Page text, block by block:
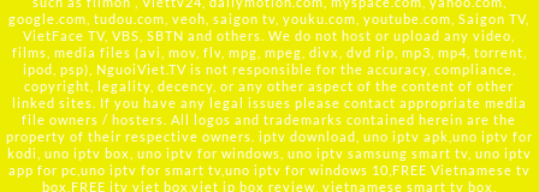
google.com, tudou.com, veoh, saigon tv, youku.com, youtube.com, Saigon TV,
VietFace TV, VBS, SBTN and others. We do not host or upload any video,
films, media files (avi, mov, flv, mpg, mpeg, divx, dvd rip, mp3, mp4, torrent,
ipod, psp), NguoiViet.TV is not responsible for the accuracy, compliance,
copyright, legality, decency, or any other aspect of the content of other
linked sites. If you have any legal issues please contact appropriate media
file owners / hosters. All logos and trademarks contained herein are the
property of their respective owners. iptv download, uno iptv apk,uno iptv for
kodi, uno iptv box, uno iptv for windows, uno iptv samsung smart tv, uno iptv
app for pc,uno iptv for smart tv,uno iptv for windows 10,FREE Vietnamese tv
box,FREE itv viet box,viet ip box review, vietnamese smart tv box,